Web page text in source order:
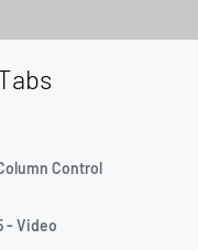
Control
- Video